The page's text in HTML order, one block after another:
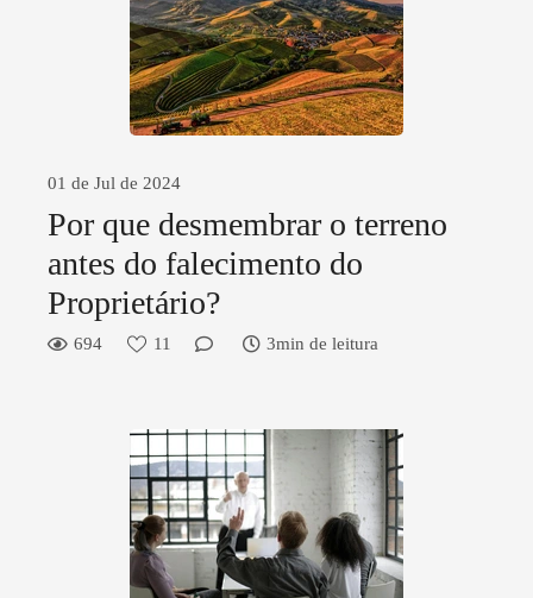
01 de Jul de 2024
Por que desmembrar o terreno
antes do falecimento do
Proprietário?
694 11 3min de leitura